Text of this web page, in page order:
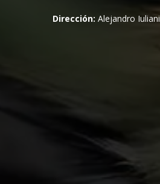
Dirección:Alejandro Iuliani